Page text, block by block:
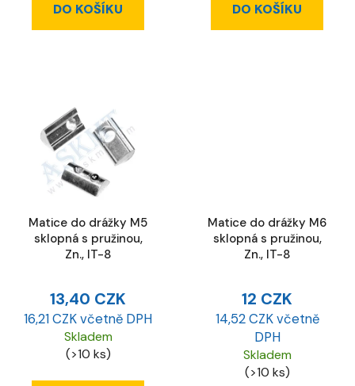
DO KOŠÍKU DO KOŠÍKU
Matice do drážky M5
sklopná s pružinou,
Zn., IT-8
13,40 CZK
16,21 CZK včetně DPH
Skladem
(>10 ks)
Matice do drážky M6
sklopná s pružinou,
Zn., IT-8
12 CZK
14,52 CZK včetně
DPH
Skladem
(>10 ks)